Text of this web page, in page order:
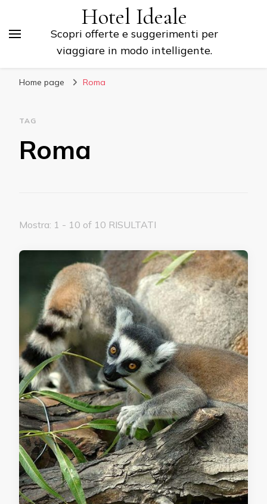
Hotel Ideale
Scopri offerte e suggerimenti per
viaggiare in modo intelligente.
Home page Roma
TAG
Roma
Mostra: 1 - 10 of 10 RISULTATI